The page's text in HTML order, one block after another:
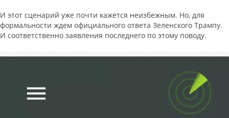
И этот сценарий уже почти кажется неизбежным. Но, для
формальности ждем официального ответа Зеленского Трампу.
И соответственно заявления последнего по этому поводу.